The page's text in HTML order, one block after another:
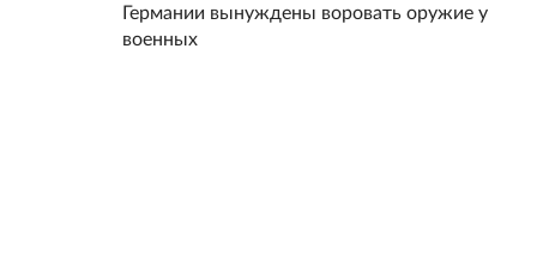
Германии вынуждены воровать оружие у
военных